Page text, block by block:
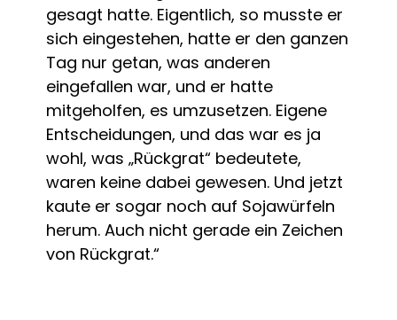
gesagt hatte. Eigentlich, so musste er
sich eingestehen, hatte er den ganzen
Tag nur getan, was anderen
eingefallen war, und er hatte
mitgeholfen, es umzusetzen. Eigene
Entscheidungen, und das war es ja
wohl, was „Rückgrat“ bedeutete,
waren keine dabei gewesen. Und jetzt
kaute er sogar noch auf Sojawürfeln
herum. Auch nicht gerade ein Zeichen
von Rückgrat.“